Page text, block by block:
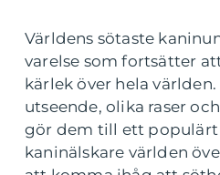
Världens sötaste
varelse som fortsätter
kärlek över hela
utseende, olika raser
gör dem till ett populärt
kaninälskare världen